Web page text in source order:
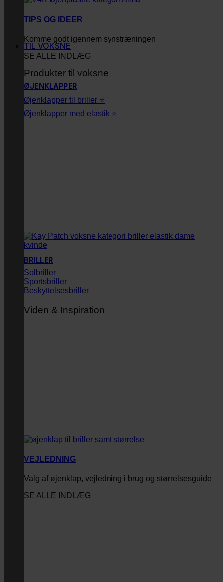
TIPS OG IDEER
Komme godt igennem synstræningen
SE ALLE INDLÆG
TIL VOKSNE
Produkter til voksne
ØJENKLAPPER
Øjenklapper til briller ⭐
Øjenklapper med elastik ⭐
BRILLER
Solbriller
Sportsbriller
Beskyttelsesbriller
Viden & Inspiration
VEJLEDNING
Valg af øjenklap, vejledning i brug og størrelsesguide
SE ALLE INDLÆG